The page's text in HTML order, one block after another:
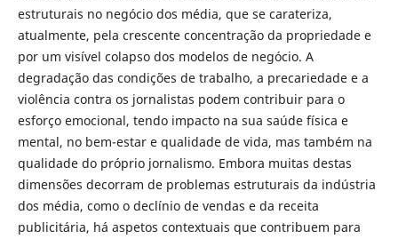
estruturais no negócio dos média, que se carateriza,
atualmente, pela crescente concentração da propriedade e
por um visível colapso dos modelos de negócio. A
degradação das condições de trabalho, a precariedade e a
violência contra os jornalistas podem contribuir para o
esforço emocional, tendo impacto na sua saúde física e
mental, no bem-estar e qualidade de vida, mas também na
qualidade do próprio jornalismo. Embora muitas destas
dimensões decorram de problemas estruturais da indústria
dos média, como o declínio de vendas e da receita
publicitária, há aspetos contextuais que contribuem para